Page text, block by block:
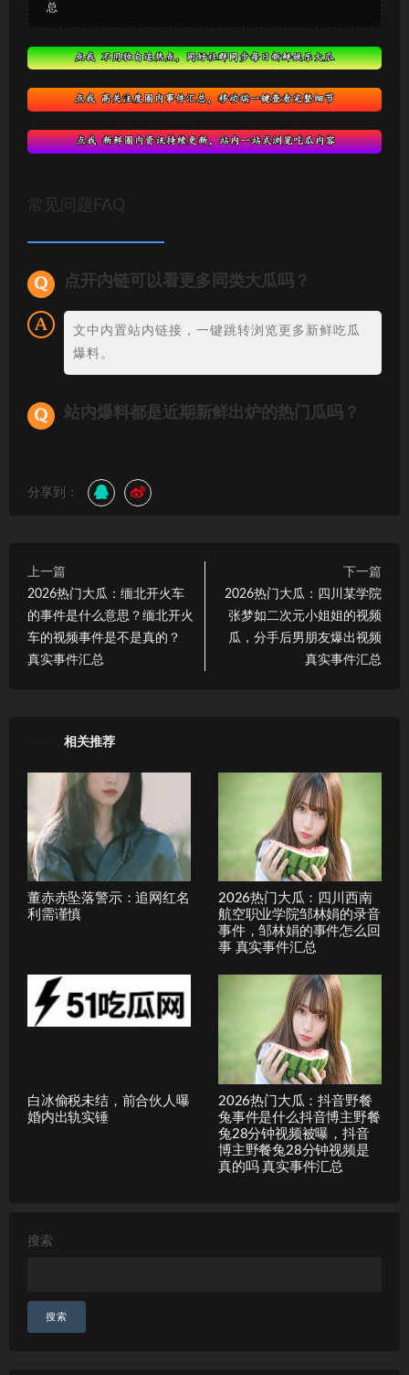
总
常见问题FAQ
点开内链可以看更多同类大瓜吗？
文中内置站内链接，一键跳转浏览更多新鲜吃瓜
爆料。
站内爆料都是近期新鲜出炉的热门瓜吗？
分享到：
上一篇
2026热门大瓜：缅北开火车
的事件是什么意思？缅北开火
车的视频事件是不是真的？
真实事件汇总
下一篇
2026热门大瓜：四川某学院
张梦如二次元小姐姐的视频
瓜，分手后男朋友爆出视频
真实事件汇总
相关推荐
董赤赤坠落警示：追网红名
利需谨慎
2026热门大瓜：四川西南
航空职业学院邹林娟的录音
事件，邹林娟的事件怎么回
事 真实事件汇总
白冰偷税未结，前合伙人曝
婚内出轨实锤
2026热门大瓜：抖音野餐
兔事件是什么抖音博主野餐
兔28分钟视频被曝，抖音
博主野餐兔28分钟视频是
真的吗 真实事件汇总
搜索
搜索